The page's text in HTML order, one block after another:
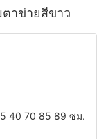
าข่ายสีขาว